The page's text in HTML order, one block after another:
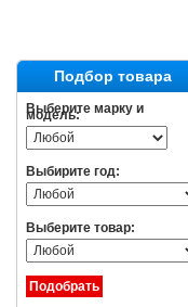
Подбор товара
Выберите марку и
модель:
Выбирите год:
Выберите товар: